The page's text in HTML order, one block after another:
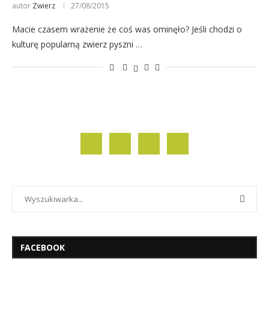
autor Zwierz 27/08/2015
Macie czasem wrażenie że coś was ominęło? Jeśli chodzi o
kulturę popularną zwierz pyszni …
FACEBOOK